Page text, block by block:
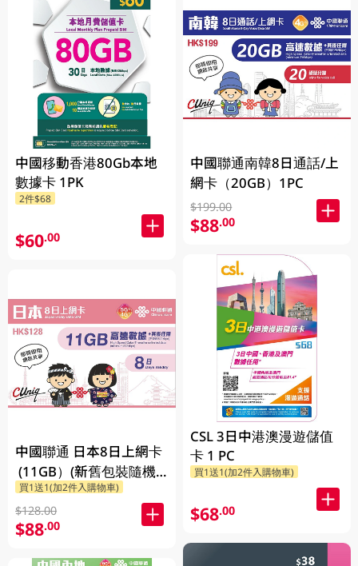
中國移動香港80Gb本地
數據卡 1PK
2件$68
$60.00
中國聯通 日本8日上網卡
(11GB）(新舊包裝隨機
發貨)
買1送1(加2件入購物車)
$128.00
$88.00
中國聯通南韓8日通話/上
網卡（20GB）1PC
$199.00
$88.00
CSL 3日中港澳漫遊儲值
卡 1 PC
買1送1(加2件入購物車)
$68.00